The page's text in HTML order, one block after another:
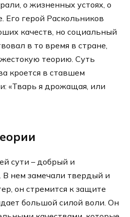
о жизненных устоях, о
Его герой Раскольников
качеств, но социальный
в то время в стране,
теорию. Суть
кроется в ставшем
«Тварь я дрожащая, или
сути – добрый и
В нем замечали твердый и
он стремится к защите
большой силой воли. Он